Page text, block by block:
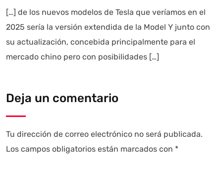
[…] de los nuevos modelos de Tesla que veríamos en el
2025 sería la versión extendida de la Model Y junto con
su actualización, concebida principalmente para el
mercado chino pero con posibilidades […]
Deja un comentario
Tu dirección de correo electrónico no será publicada.
Los campos obligatorios están marcados con *